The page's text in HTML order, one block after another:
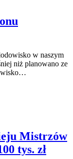
w naszym
niż planowano ze
Mistrzów
tys. zł